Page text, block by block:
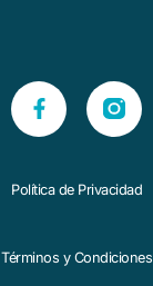
Política de Privacidad
Términos y Condiciones